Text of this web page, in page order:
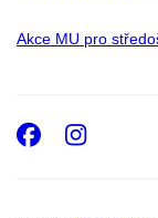
Akce MU pro